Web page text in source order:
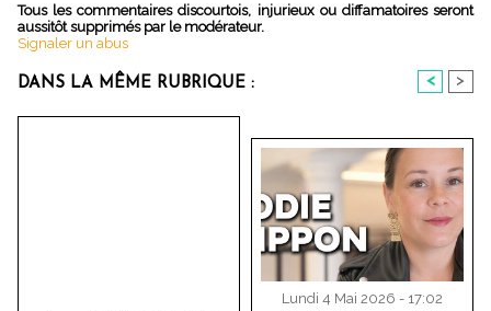
Tous les commentaires discourtois, injurieux ou diffamatoires seront
aussitôt supprimés par le modérateur.
Signaler un abus
DANS LA MÊME RUBRIQUE : < >
Lundi 4 Mai 2026 - 17:02